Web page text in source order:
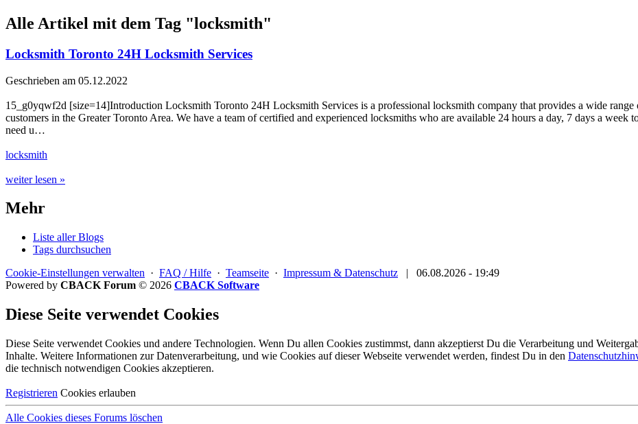
Alle Artikel mit dem Tag "locksmith"
Locksmith Toronto 24H Locksmith Services
Geschrieben am 05.12.2022
15_g0yqwf2d [size=14]Introduction Locksmith Toronto 24H Locksmith Services is a professional locksmith company that provides a wide
customers in the Greater Toronto Area. We have a team of certified and experienced locksmiths who are available 24 hours a day, 7 days a
need u…
locksmith
weiter lesen »
Mehr
Liste aller Blogs
Tags durchsuchen
Cookie-Einstellungen verwalten · FAQ / Hilfe · Teamseite · Impressum & Datenschutz |
06.08.2026 - 19:49
Powered by CBACK Forum © 2026 CBACK Software
Diese Seite verwendet Cookies
Diese Seite verwendet Cookies und andere Technologien. Wenn Du allen Cookies zustimmst, dann akzeptierst Du die Verarbeitung und
Inhalte. Weitere Informationen zur Datenverarbeitung, und wie Cookies auf dieser Webseite verwendet werden, findest Du in den
die technisch notwendigen Cookies akzeptieren.
Registrieren Cookies erlauben
Alle Cookies dieses Forums löschen